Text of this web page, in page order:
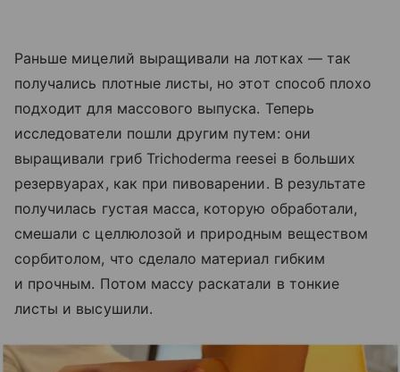
Раньше мицелий выращивали на лотках — так
получались плотные листы, но этот способ плохо
подходит для массового выпуска. Теперь
исследователи пошли другим путем: они
выращивали гриб Trichoderma reesei в больших
резервуарах, как при пивоварении. В результате
получилась густая масса, которую обработали,
смешали с целлюлозой и природным веществом
сорбитолом, что сделало материал гибким
и прочным. Потом массу раскатали в тонкие
листы и высушили.